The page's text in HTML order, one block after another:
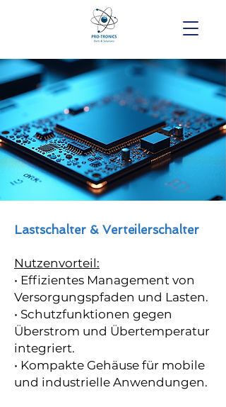
Lastschalter & Verteilerschalter
Nutzenvorteil:
• Effizientes Management von
Versorgungspfaden und Lasten.
• Schutzfunktionen gegen
Überstrom und Übertemperatur
integriert.
• Kompakte Gehäuse für mobile
und industrielle Anwendungen.